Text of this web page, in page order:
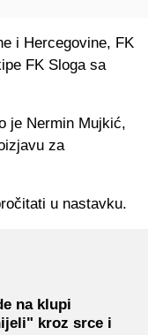
i Hercegovine, FK
FK Sloga sa
je Nermin Mujkić,
za
u nastavku.
na klupi
kroz srce i